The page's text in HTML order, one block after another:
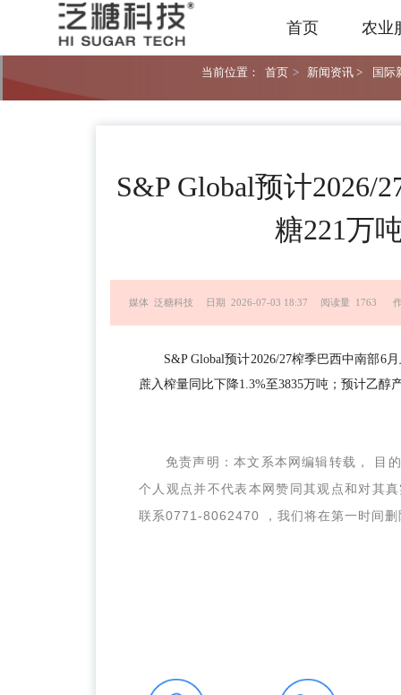
首页 农业
当前位置： 首页 > 新闻资讯 > 国际
S&P Global预计2026/
糖221万
媒体 泛糖科技 日期 2026-07-03 18:37 阅读量 1763
S&P Global预计2026/27榨季巴西中南部6
蔗入榨量同比下降1.3%至3835万吨；预计乙醇
免责声明：本文系本网编辑转载， 目
个人观点并不代表本网赞同其观点和对其
联系0771-8062470 ，我们将在第一时间删